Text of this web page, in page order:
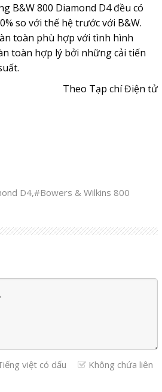
B&W 800 Diamond D4 đều có
so với thế hệ trước với B&W.
toàn phù hợp với tình hình
toàn hợp lý bởi những cải tiến
Theo Tạp chí Điện tử
D4,#Bowers & Wilkins 800
việt có dấu
Không chứa liên